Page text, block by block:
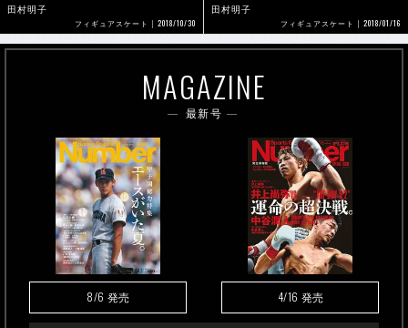
田村明子
フィギュアスケート 2018/10/30
田村明子
フィギュアスケート 2018/01/16
MAGAZINE
最新号
8/6 発売 4/16 発売